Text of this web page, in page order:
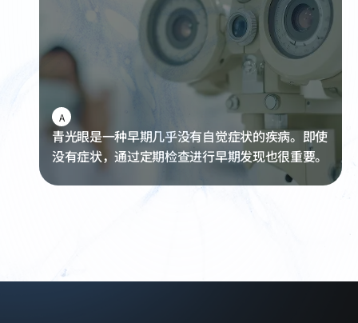
A
青光眼是一种早期几乎没有自觉症状的疾病。即使
没有症状，通过定期检查进行早期发现也很重要。